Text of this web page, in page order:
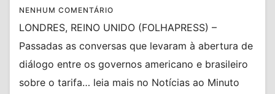
NENHUM COMENTÁRIO
LONDRES, REINO UNIDO (FOLHAPRESS) –
Passadas as conversas que levaram à abertura de
diálogo entre os governos americano e brasileiro
sobre o tarifa… leia mais no Notícias ao Minuto